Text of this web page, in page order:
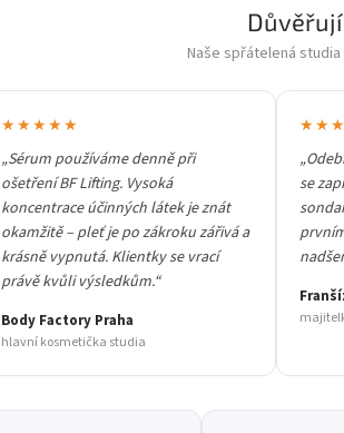
Naše spřátelená
★★★★★
„Sérum používáme denně při
ošetření BF Lifting. Vysoká
koncentrace účinných látek je znát
okamžitě – pleť je po zákroku zářivá a
krásně vypnutá. Klientky se vrací
právě kvůli výsledkům.“
Body Factory Praha
hlavní kosmetička studia
se